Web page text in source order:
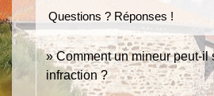
Questions ? Réponses !
Comment un mineur peut-il
infraction ?